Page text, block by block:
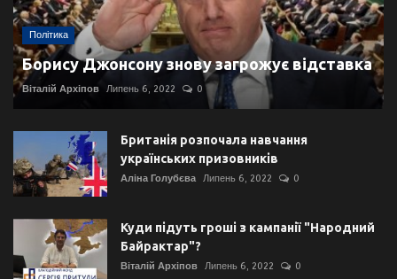
Політика
Борису Джонсону знову загрожує відставка
Віталій Архіпов Липень 6, 2022 0
Британія розпочала навчання
українських призовників
Аліна Голубєва Липень 6, 2022 0
Куди підуть гроші з кампанії "Народний
Байрактар"?
Віталій Архіпов Липень 6, 2022 0